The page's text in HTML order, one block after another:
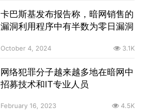
卡巴斯基发布报告称，暗网销售的
漏洞利用程序中有半数为零日漏洞
October 4, 2024 3.1K
网络犯罪分子越来越多地在暗网中
招募技术和IT专业人员
February 16, 2023 4.5K